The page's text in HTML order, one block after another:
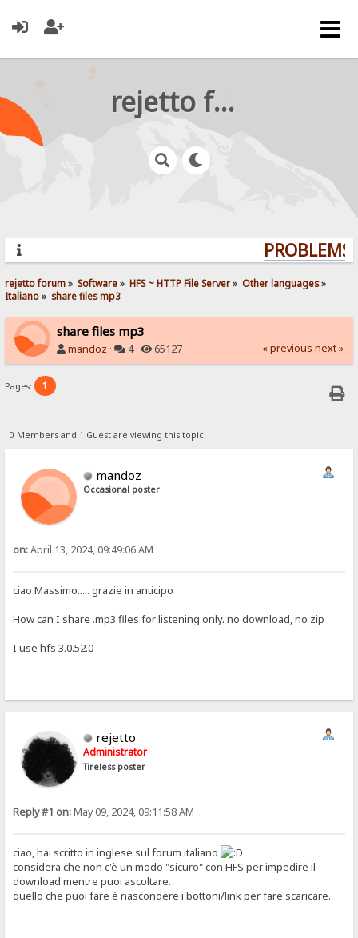
rejetto forum
rejetto forum» Software» HFS ~ HTTP File Server» Other languages»
Italiano» share files mp3
share files mp3
mandoz · 4 · 65127 « previous next »
Pages: 1
0 Members and 1 Guest are viewing this topic.
mandoz
Occasional poster
on:April 13, 2024, 09:49:06 AM
ciao Massimo..... grazie in anticipo
How can I share .mp3 files for listening only. no download, no zip
I use hfs 3.0.52.0
rejetto
Administrator
Tireless poster
Reply #1 on:May 09, 2024, 09:11:58 AM
ciao, hai scritto in inglese sul forum italiano
considera che non c'è un modo "sicuro" con HFS per impedire il
download mentre puoi ascoltare.
quello che puoi fare è nascondere i bottoni/link per fare scaricare.